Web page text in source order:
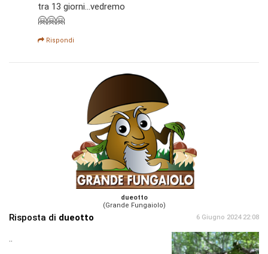
tra 13 giorni...vedremo
🤗🤗🤗
Rispondi
dueotto
(Grande Fungaiolo)
Risposta di dueotto 6 Giugno 2024 22:08
..